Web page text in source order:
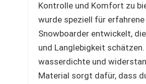
Kontrolle und Komfort zu
wurde speziell für erfahrene
Snowboarder entwickelt,
und Langlebigkeit schätzen.
wasserdichte und
Material sorgt dafür, dass